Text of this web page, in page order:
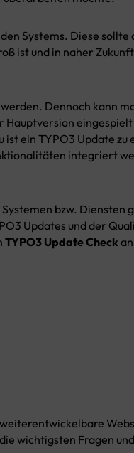
Systems. Diese
ist und in naher
Dennoch kann
Hauptversion
ein TYPO3 Update zu
integriert
bzw. Diensten
Updates und der
TYPO3 Update Check
wichtigsten Fragen